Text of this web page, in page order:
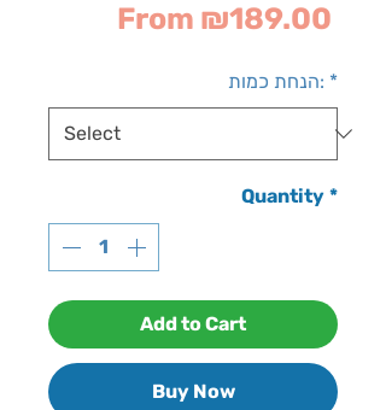
From ₪189.00
הנחת כמות: *
Quantity *
Add to Cart
Buy Now